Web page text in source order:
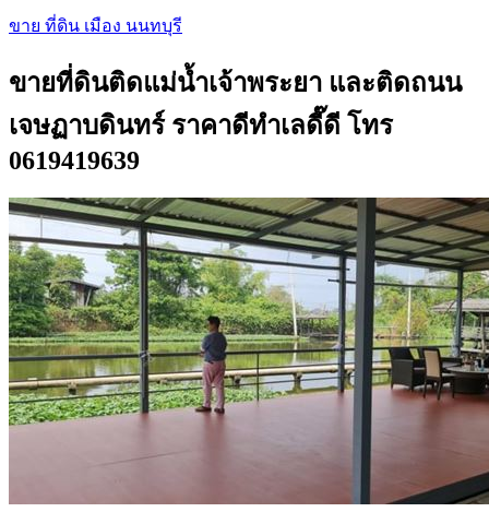
ขาย ที่ดิน เมือง นนทบุรี
ขายที่ดินติดแม่น้ำเจ้าพระยา และติดถนน
เจษฏาบดินทร์ ราคาดีทำเลดี๊ดี โทร
0619419639